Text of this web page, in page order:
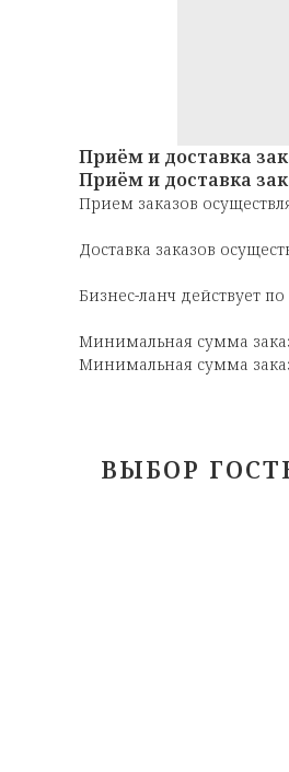
Приём и доставка
Приём и доставка
Прием заказов
Доставка заказов
Бизнес-ланч действует
Минимальная сумма
Минимальная сумма
ВЫБОР